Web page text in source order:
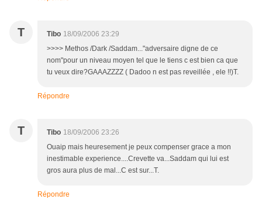
T Tibo 18/09/2006 23:29
>>>> Methos /Dark /Saddam..."adversaire digne de ce
nom"pour un niveau moyen tel que le tiens c est bien ca que
tu veux dire?GAAAZZZZ ( Dadoo n est pas reveillée , ele !!)T.
Répondre
T Tibo 18/09/2006 23:26
Ouaip mais heuresement je peux compenser grace a mon
inestimable experience....Crevette va...Saddam qui lui est
gros aura plus de mal...C est sur...T.
Répondre